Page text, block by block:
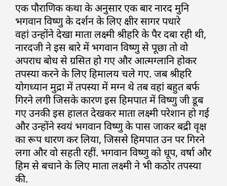
एक पौराणिक कथा के अनुसार एक बार नारद मुनि
भगवान विष्णु के दर्शन के लिए क्षीर सागर पधारे
वहां उन्होंने देखा माता लक्ष्मी श्रीहरि के पैर दबा रही थी,
नारदजी ने इस बारे में भगवान विष्णु से पूछा तो वो
अपराध बोध से ग्रसित हो गए और आत्मग्लानि होकर
तपस्या करने के लिए हिमालय चले गए. जब श्रीहरि
योगध्यान मुद्रा में तपस्या में मग्न थे तब वहां बहुत बर्फ
गिरने लगी जिसके कारण इस हिमपात में विष्णु जी डूब
गए उनकी इस हालत देखकर माता लक्ष्मी परेशान हो गई
और उन्होंने स्वयं भगवान विष्णु के पास जाकर बद्री वृक्ष
का रूप धारण कर लिया, जिससे हिमपात उन पर गिरने
लगा और वो सहती रहीं. भगवान विष्णु को धूप, वर्षा और
हिम से बचाने के लिए माता लक्ष्मी ने भी कठोर तपस्या
की.